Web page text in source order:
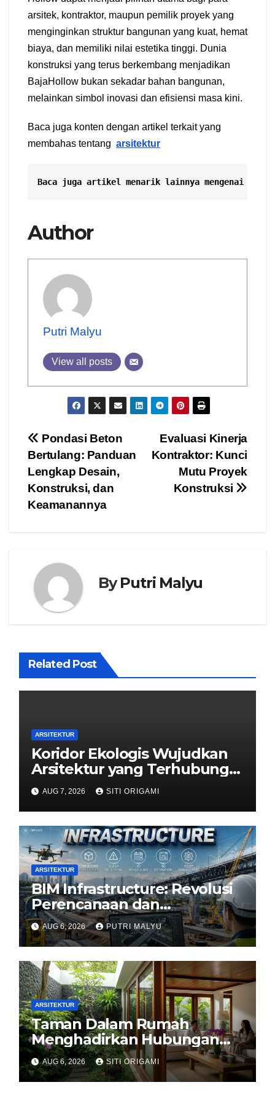
arsitek, kontraktor, maupun pemilik proyek yang
menginginkan struktur bangunan yang kuat, hemat
biaya, dan memiliki nilai estetika tinggi. Dunia
konstruksi yang terus berkembang menjadikan
BajaHollow bukan sekadar bahan bangunan,
melainkan simbol inovasi dan efisiensi masa kini.
Baca juga konten dengan artikel terkait yang
membahas tentang arsitektur
Baca juga artikel menarik lainnya mengenai
Author
Putri Malyu
View all posts
Post
navigation
Evaluasi Kinerja
Kontraktor: Kunci
Mutu Proyek
Konstruksi
Pondasi Beton
Bertulang: Panduan
Lengkap Desain,
Konstruksi, dan
Keamanannya
ByPutri Malyu
Related Post
ARSITEKTUR
Koridor Ekologis Wujudkan
Arsitektur yang Terhubung
dengan Alam
AUG 7, 2026 SITI ORIGAMI
ARSITEKTUR
BIM Infrastructure: Revolusi
Perencanaan dan
Pengelolaan Infrastruktur
AUG 6, 2026 PUTRI MALYU
ARSITEKTUR
Taman Dalam Rumah
Menghadirkan Hubungan
Harmonis antara Arsitektur
dan Alam
AUG 6, 2026 SITI ORIGAMI